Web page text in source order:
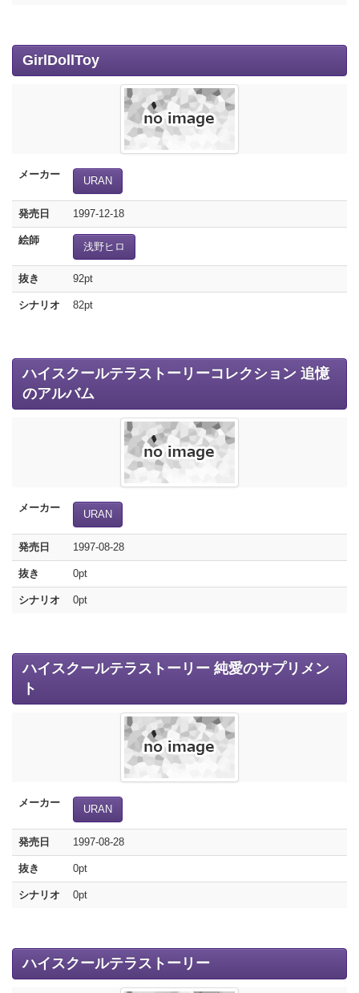
GirlDollToy
メーカー
URAN
発売日 1997-12-18
絵師
浅野ヒロ
抜き 92pt
シナリオ 82pt
ハイスクールテラストーリーコレクション 追憶
のアルバム
メーカー
URAN
発売日 1997-08-28
抜き 0pt
シナリオ 0pt
ハイスクールテラストーリー 純愛のサプリメン
ト
メーカー
URAN
発売日 1997-08-28
抜き 0pt
シナリオ 0pt
ハイスクールテラストーリー